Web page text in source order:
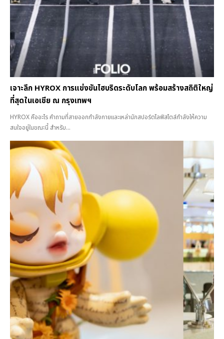
เจาะลึก HYROX การแข่งขันไฮบริดระดับโลก พร้อมสร้างสถิติใหญ่
ที่สุดในเอเชีย ณ กรุงเทพฯ
HYROX คืออะไร คำถามที่สายออกกำลังกายและเหล่านักสปอร์ตไลฟ์สไตล์กำลังให้ความ
สนใจอยู่ในขณะนี้ สำหรับ...